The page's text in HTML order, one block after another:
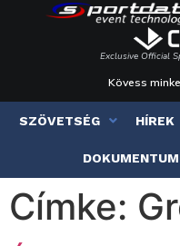
Exclusive Official
Kövess
SZÖVETSÉG HÍREK
Címke: